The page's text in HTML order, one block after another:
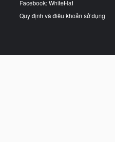
Facebook: WhiteHat
Quy định và điều khoản sử dụng